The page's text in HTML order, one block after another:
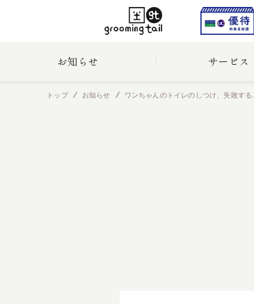
お知らせ サービス
トップ お知らせ ワンちゃん